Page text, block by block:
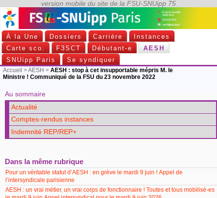
À la Une Dossiers Carrière
Instances
Carte sco.
F3SCT Débutant-e
AESH
SNUipp Paris
Se syndiquer
Accueil >AESH >AESH : stop à cet insupportable mépris M. le
Ministre ! Communiqué de la FSU du 23 novembre 2022
Au sommaire
Actualité
Comptes-rendus instances
Indemnité REP/REP+
Dans la même rubrique
Pour un véritable statut d’AESH : en grève le mardi 9 juin ! Appel de
l’intersyndicale parisienne
AESH : un vrai métier, un vrai corps de fonctionnaire ! Toutes et tous mobilisé-es